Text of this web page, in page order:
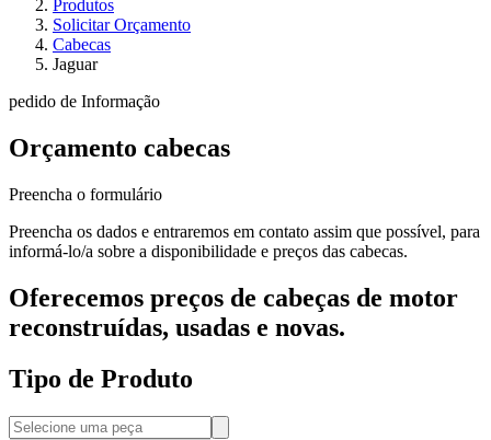
Produtos
Solicitar Orçamento
Cabecas
Jaguar
pedido de Informação
Orçamento cabecas
Preencha o formulário
Preencha os dados e entraremos em contato assim que possível, para
informá-lo/a sobre a disponibilidade e preços das cabecas.
Oferecemos preços de cabeças de motor
reconstruídas, usadas e novas.
Tipo de Produto